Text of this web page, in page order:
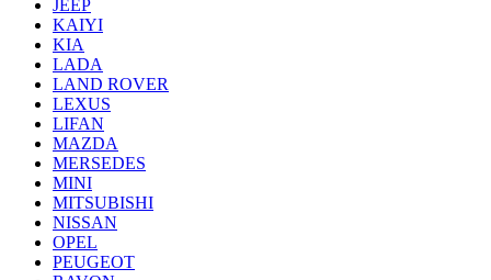
JEEP
KAIYI
KIA
LADA
LAND ROVER
LEXUS
LIFAN
MAZDA
MERSEDES
MINI
MITSUBISHI
NISSAN
OPEL
PEUGEOT